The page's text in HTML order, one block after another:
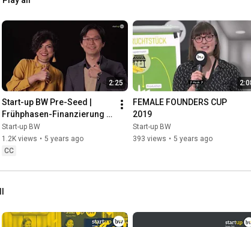
2:25
Start-up BW Pre-Seed |
Frühphasen-Finanzierung
für Start-ups
Start-up BW
1.2K views • 5 years ago
CC
FEMALE FOUNDERS CUP
2019
Start-up BW
393 views • 5 years ago